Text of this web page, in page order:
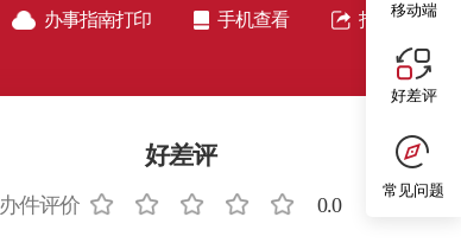
办事指南打印 手机查看 指南分享
好差评
办件评价 0.0
移动端
好差评
常见问题